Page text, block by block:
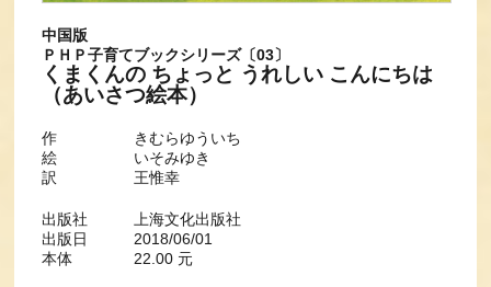
中国版
ＰＨＰ子育てブックシリーズ〔03〕
くまくんの ちょっと うれしい こんにちは
（あいさつ絵本）
作 きむらゆういち
絵 いそみゆき
訳 王惟幸
出版社 上海文化出版社
出版日 2018/06/01
本体 22.00 元